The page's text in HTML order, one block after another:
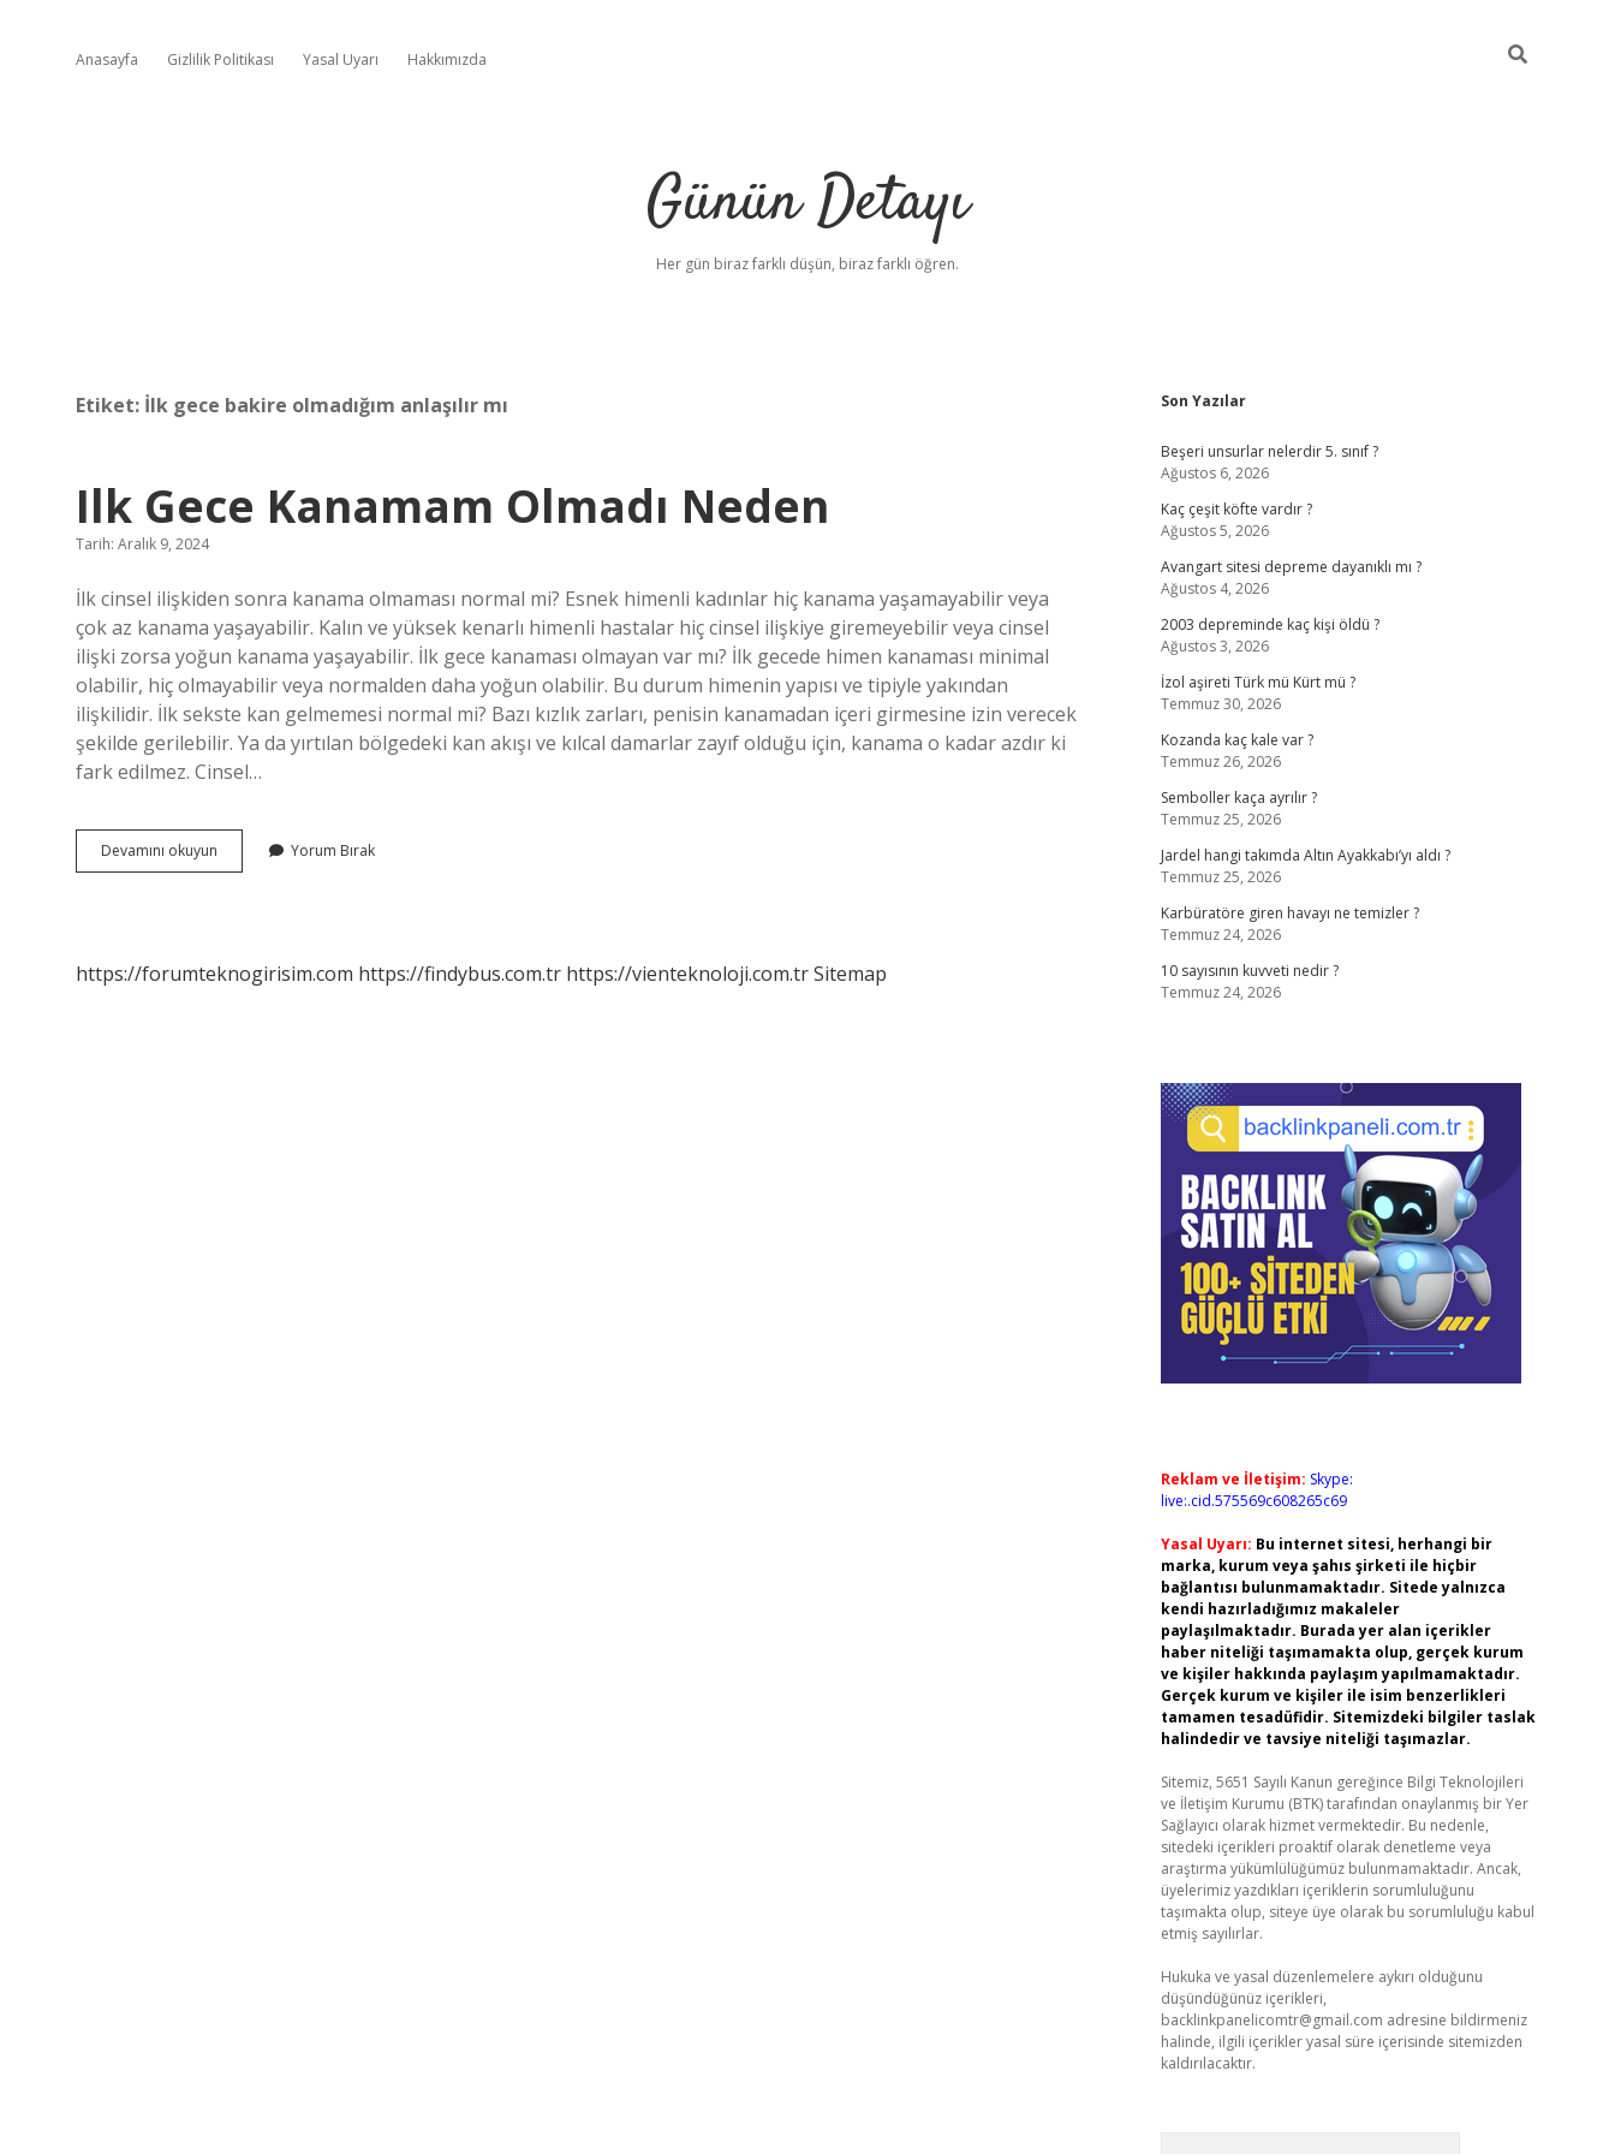
Anasayfa Gizlilik Politikası Yasal Uyarı Hakkımızda
Günün Detayı
Her gün biraz farklı düşün, biraz farklı öğren.
Etiket: İlk gece bakire olmadığım anlaşılır mı
Ilk Gece Kanamam Olmadı Neden
Tarih: Aralık 9, 2024
İlk cinsel ilişkiden sonra kanama olmaması normal mi? Esnek himenli kadınlar hiç kanama yaşamayabilir veya
çok az kanama yaşayabilir. Kalın ve yüksek kenarlı himenli hastalar hiç cinsel ilişkiye giremeyebilir veya cinsel
ilişki zorsa yoğun kanama yaşayabilir. İlk gece kanaması olmayan var mı? İlk gecede himen kanaması minimal
olabilir, hiç olmayabilir veya normalden daha yoğun olabilir. Bu durum himenin yapısı ve tipiyle yakından
ilişkilidir. İlk sekste kan gelmemesi normal mi? Bazı kızlık zarları, penisin kanamadan içeri girmesine izin verecek
şekilde gerilebilir. Ya da yırtılan bölgedeki kan akışı ve kılcal damarlar zayıf olduğu için, kanama o kadar azdır ki
fark edilmez. Cinsel…
Devamını okuyun
Gece
Yorum Bırak
https://forumteknogirisim.com https://findybus.com.tr https://vienteknoloji.com.trSitemap
Sidebar
Son Yazılar
Beşeri unsurlar nelerdir 5. sınıf ?
Ağustos 6, 2026
Kaç çeşit köfte vardır ?
Ağustos 5, 2026
Avangart sitesi depreme dayanıklı mı ?
Ağustos 4, 2026
2003 depreminde kaç kişi öldü ?
Ağustos 3, 2026
İzol aşireti Türk mü Kürt mü ?
Temmuz 30, 2026
Kozanda kaç kale var ?
Temmuz 26, 2026
Semboller kaça ayrılır ?
Temmuz 25, 2026
Jardel hangi takımda Altın Ayakkabı’yı aldı ?
Temmuz 25, 2026
Karbüratöre giren havayı ne temizler ?
Temmuz 24, 2026
10 sayısının kuvveti nedir ?
Temmuz 24, 2026
Reklam ve İletişim: Skype:
live:.cid.575569c608265c69
Yasal Uyarı: Bu internet sitesi, herhangi bir
marka, kurum veya şahıs şirketi ile hiçbir
bağlantısı bulunmamaktadır. Sitede yalnızca
kendi hazırladığımız makaleler
paylaşılmaktadır. Burada yer alan içerikler
haber niteliği taşımamakta olup, gerçek kurum
ve kişiler hakkında paylaşım yapılmamaktadır.
Gerçek kurum ve kişiler ile isim benzerlikleri
tamamen tesadüfidir. Sitemizdeki bilgiler taslak
halindedir ve tavsiye niteliği taşımazlar.
Sitemiz, 5651 Sayılı Kanun gereğince Bilgi Teknolojileri
ve İletişim Kurumu (BTK) tarafından onaylanmış bir Yer
Sağlayıcı olarak hizmet vermektedir. Bu nedenle,
sitedeki içerikleri proaktif olarak denetleme veya
araştırma yükümlülüğümüz bulunmamaktadır. Ancak,
üyelerimiz yazdıkları içeriklerin sorumluluğunu
taşımakta olup, siteye üye olarak bu sorumluluğu kabul
etmiş sayılırlar.
Hukuka ve yasal düzenlemelere aykırı olduğunu
düşündüğünüz içerikleri,
backlinkpanelicomtr@gmail.com adresine bildirmeniz
halinde, ilgili içerikler yasal süre içerisinde sitemizden
kaldırılacaktır.